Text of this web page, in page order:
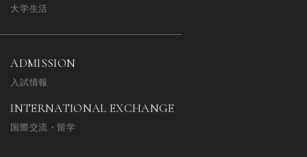
大学生活
ADMISSION
入試情報
INTERNATIONAL EXCHANGE
国際交流・留学